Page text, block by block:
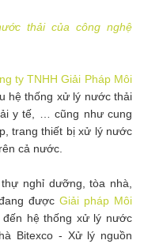
thải của công nghệ
ty TNHH Giải Pháp Môi
hệ thống xử lý nước thải
y tế, … cũng như cung
trang thiết bị xử lý nước
cả nước.
nghỉ dưỡng, tòa nhà,
đượcGiải pháp Môi
hệ thống xử lý nước
Bitexco - Xử lý nguồn